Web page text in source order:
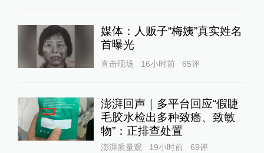
媒体：人贩子“梅姨”真实姓名
首曝光
直击现场 16小时前 65评
澎湃回声｜多平台回应“假睫
毛胶水检出多种致癌、致敏
物”：正排查处置
澎湃质量观 19小时前 69评